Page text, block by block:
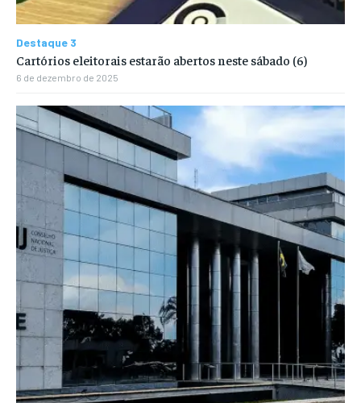
Destaque 3
Cartórios eleitorais estarão abertos neste sábado (6)
6 de dezembro de 2025